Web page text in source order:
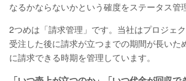
なるかならないかという確度をステータス管
2つめは「請求管理」です。当社はプロジェク
受注した後に請求が立つまでの期間が長いた
に請求できる時期を管理しています。